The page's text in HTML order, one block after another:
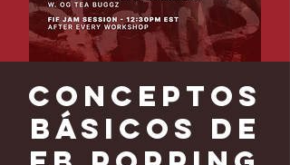
Conceptos
básicos de